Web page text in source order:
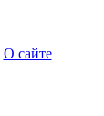
О сайте